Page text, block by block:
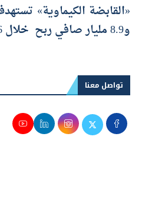
و8.9 مليار صافي ربح خلال 2026/ 2027
تواصل معنا